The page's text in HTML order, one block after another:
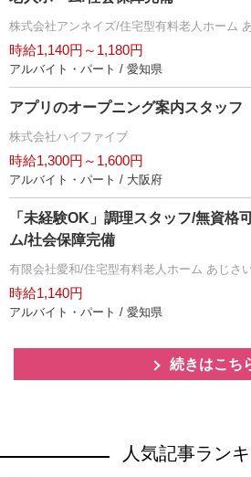
株式会社アンネイズ/住宅型有料老人ホーム
時給1,140円～1,180円
アルバイト・パート / 愛知県
アプリのオープニング案内スタッフ
株式会社ハイファイブ
時給1,300円～1,600円
アルバイト・パート / 大阪府
「未経験OK」調理スタッフ/無資格
ム/社会保障完備
有限会社愛和/住宅型有料老人ホーム あじさ
時給1,140円
アルバイト・パート / 愛知県
続きはこち
人気記事ラン